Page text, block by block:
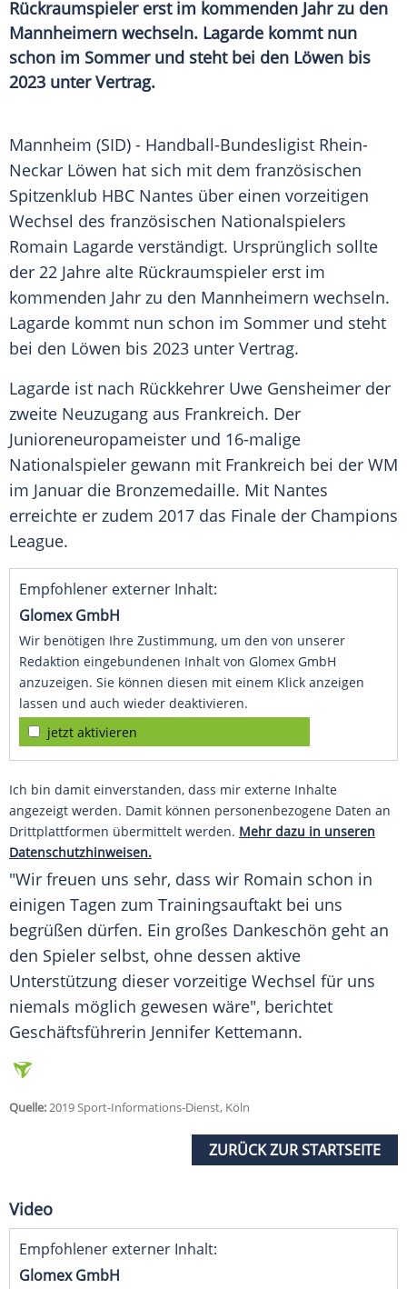
Rückraumspieler erst im kommenden Jahr zu den
Mannheimern wechseln. Lagarde kommt nun
schon im Sommer und steht bei den Löwen bis
2023 unter Vertrag.
Mannheim (SID) - Handball-Bundesligist Rhein-
Neckar Löwen hat sich mit dem französischen
Spitzenklub HBC Nantes über einen vorzeitigen
Wechsel des französischen Nationalspielers
Romain Lagarde verständigt. Ursprünglich sollte
der 22 Jahre alte Rückraumspieler erst im
kommenden Jahr zu den Mannheimern wechseln.
Lagarde kommt nun schon im Sommer und steht
bei den Löwen bis 2023 unter Vertrag.
Lagarde ist nach Rückkehrer Uwe Gensheimer der
zweite Neuzugang aus Frankreich. Der
Junioreneuropameister und 16-malige
Nationalspieler gewann mit Frankreich bei der WM
im Januar die Bronzemedaille. Mit Nantes
erreichte er zudem 2017 das Finale der Champions
League.
Empfohlener externer Inhalt:
Glomex GmbH
Wir benötigen Ihre Zustimmung, um den von unserer
Redaktion eingebundenen Inhalt von Glomex GmbH
anzuzeigen. Sie können diesen mit einem Klick anzeigen
lassen und auch wieder deaktivieren.
jetzt aktivieren
Ich bin damit einverstanden, dass mir externe Inhalte
angezeigt werden. Damit können personenbezogene Daten an
Drittplattformen übermittelt werden. Mehr dazu in unseren
Datenschutzhinweisen.
"Wir freuen uns sehr, dass wir Romain schon in
einigen Tagen zum Trainingsauftakt bei uns
begrüßen dürfen. Ein großes Dankeschön geht an
den Spieler selbst, ohne dessen aktive
Unterstützung dieser vorzeitige Wechsel für uns
niemals möglich gewesen wäre", berichtet
Geschäftsführerin Jennifer Kettemann.
Quelle:2019 Sport-Informations-Dienst, Köln
ZURÜCK ZUR STARTSEITE
Video
Empfohlener externer Inhalt:
Glomex GmbH